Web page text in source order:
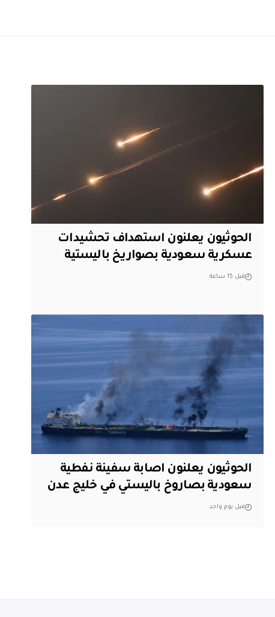
الحوثيون يعلنون استهداف تحشيدات
عسكرية سعودية بصواريخ باليستية
قبل 15 ساعة
الحوثيون يعلنون اصابة سفينة نفطية
سعودية بصاروخ باليستي في خليج عدن
قبل يوم واحد